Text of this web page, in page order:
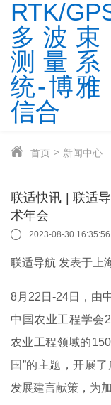
首页 新闻中心
联适快讯 | 联适
术年会
2023-08-30 16:35:56
联适导航 发表于上
8月22日-24日，由
中国农业工程学会
农业工程领域的
国”的主题，开展
发展建言献策，为